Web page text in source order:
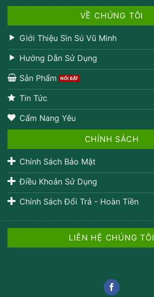
VỀ CHÚNG TÔI
Giới Thiệu Sìn Sú Vũ Minh
Hướng Dẫn Sử Dụng
Sản Phẩm
Tin Tức
Cẩm Nang Yêu
CHÍNH SÁCH
Chính Sách Bảo Mật
Điều Khoản Sử Dụng
Chính Sách Đổi Trả - Hoàn Tiền
LIÊN HỆ CHÚNG TÔI